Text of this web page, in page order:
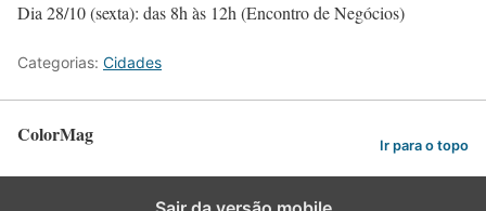
Dia 28/10 (sexta): das 8h às 12h (Encontro de Negócios)
Categorias: Cidades
ColorMag Ir para o topo